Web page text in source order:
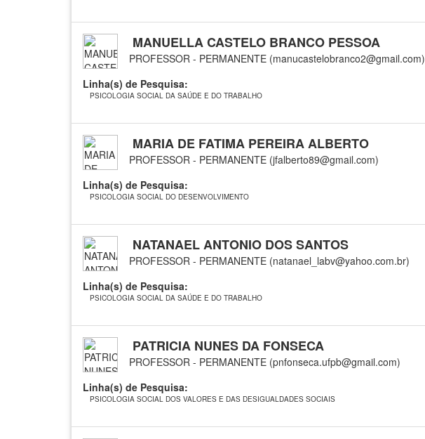
MANUELLA CASTELO BRANCO PESSOA
PROFESSOR - PERMANENTE (manucastelobranco2@gmail.com)
Linha(s) de Pesquisa:
PSICOLOGIA SOCIAL DA SAÚDE E DO TRABALHO
MARIA DE FATIMA PEREIRA ALBERTO
PROFESSOR - PERMANENTE (jfalberto89@gmail.com)
Linha(s) de Pesquisa:
PSICOLOGIA SOCIAL DO DESENVOLVIMENTO
NATANAEL ANTONIO DOS SANTOS
PROFESSOR - PERMANENTE (natanael_labv@yahoo.com.br)
Linha(s) de Pesquisa:
PSICOLOGIA SOCIAL DA SAÚDE E DO TRABALHO
PATRICIA NUNES DA FONSECA
PROFESSOR - PERMANENTE (pnfonseca.ufpb@gmail.com)
Linha(s) de Pesquisa:
PSICOLOGIA SOCIAL DOS VALORES E DAS DESIGUALDADES SOCIAIS